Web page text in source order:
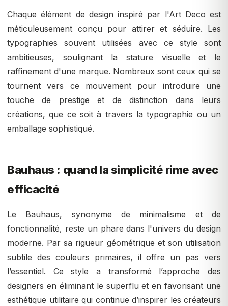
Chaque élément de design inspiré par l'Art Deco est
méticuleusement conçu pour attirer et séduire. Les
typographies souvent utilisées avec ce style sont
ambitieuses, soulignant la stature visuelle et le
raffinement d'une marque. Nombreux sont ceux qui se
tournent vers ce mouvement pour introduire une
touche de prestige et de distinction dans leurs
créations, que ce soit à travers la typographie ou un
emballage sophistiqué.
Bauhaus : quand la simplicité rime avec
efficacité
Le Bauhaus, synonyme de minimalisme et de
fonctionnalité, reste un phare dans l'univers du design
moderne. Par sa rigueur géométrique et son utilisation
subtile des couleurs primaires, il offre un pas vers
l’essentiel. Ce style a transformé l’approche des
designers en éliminant le superflu et en favorisant une
esthétique utilitaire qui continue d’inspirer les créateurs